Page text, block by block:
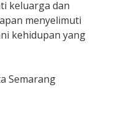
keluarga dan
menyelimuti
kehidupan yang
Semarang